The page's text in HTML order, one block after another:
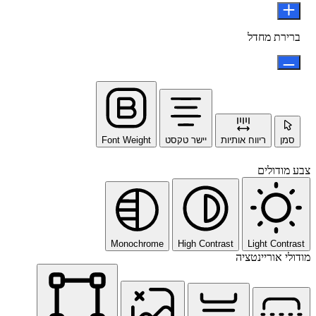
ברירת מחדל
סמן ריווח אותיות יישר טקסט Font Weight
צבע מודולים
Light Contrast
High Contrast
Monochrome
מודולי אוריינטציה